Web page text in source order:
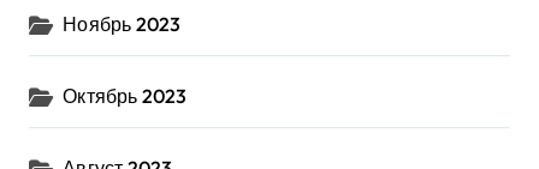
Ноябрь 2023
Октябрь 2023